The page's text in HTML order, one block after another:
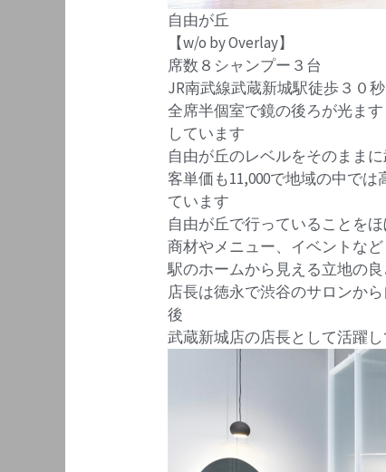
自由が丘
【w/o by Overlay】
席数８シャンプー３台
JR南武線武蔵新城駅徒歩３０秒
全席半個室で鏡の後ろが光ま
しています
自由が丘のレベルをそのまま
客単価も11,000で地域の中で
ています
自由が丘で行っていることを
商材やメニュー、イベントなど
駅のホームから見える立地の
店長は徳永で渋谷のサロンか
後
武蔵新城店の店長として活躍